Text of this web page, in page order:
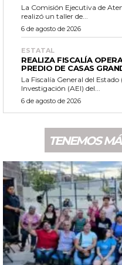
La Comisión Ejecutiva de
realizó un taller de...
6 de agosto de 2026
ESTATAL
REALIZA FISCALÍA
PREDIO DE CASAS
La Fiscalía General del
Investigación (AEI) del...
6 de agosto de 2026
TENEMOS